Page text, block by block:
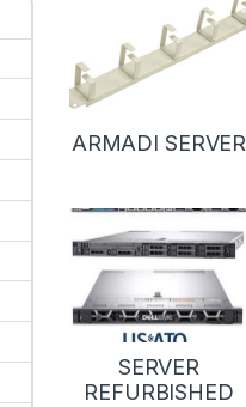
ARMADI SERVER
SERVER
REFURBISHED